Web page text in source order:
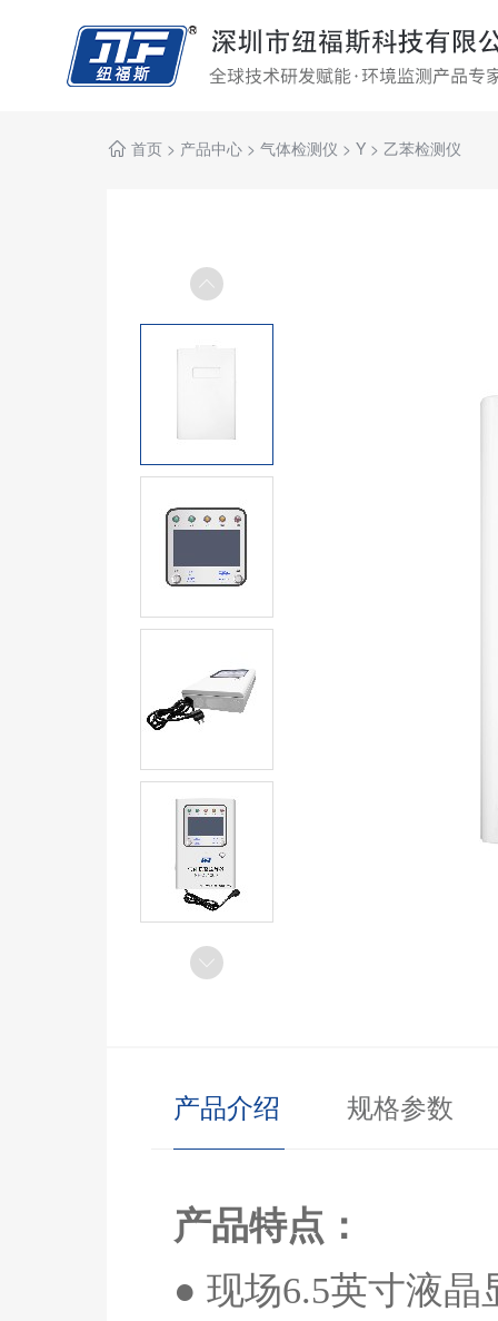
首页 > 产品中心 > 气体检测仪 > Y > 乙苯检测仪
产品介绍 规格参数
产品特点：
● 现场6.5英寸液晶